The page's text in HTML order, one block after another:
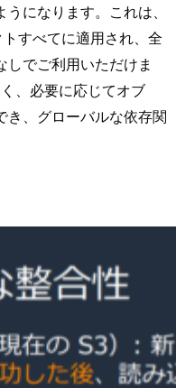
になります。これは、
すべてに適用され、全
しでご利用いただけま
、必要に応じてオブ
き、グローバルな依存関